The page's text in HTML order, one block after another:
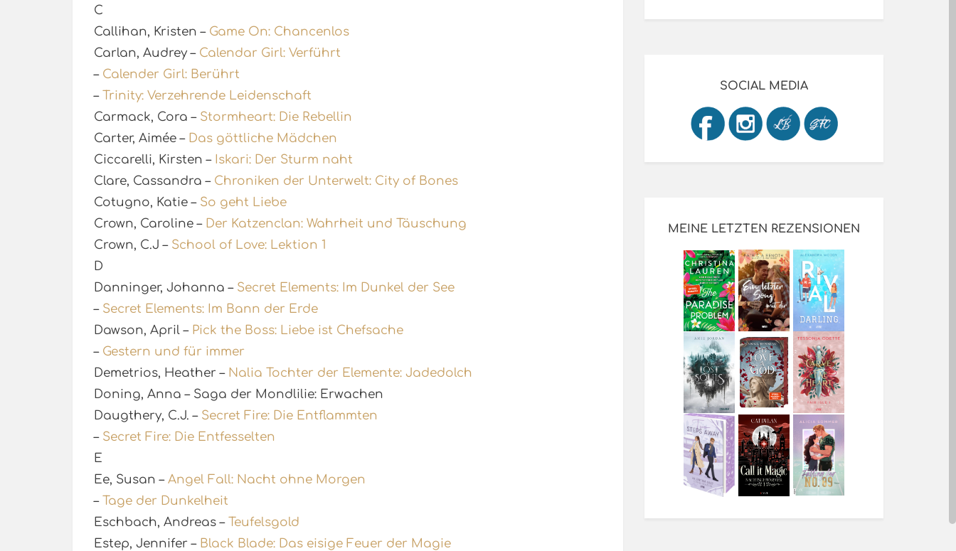
C
Callihan, Kristen – Game On: Chancenlos
Carlan, Audrey – Calendar Girl: Verführt
– Calender Girl: Berührt
– Trinity: Verzehrende Leidenschaft
Carmack, Cora – Stormheart: Die Rebellin
Carter, Aimée – Das göttliche Mädchen
Ciccarelli, Kirsten – Iskari: Der Sturm naht
Clare, Cassandra – Chroniken der Unterwelt: City of Bones
Cotugno, Katie – So geht Liebe
Crown, Caroline – Der Katzenclan: Wahrheit und Täuschung
Crown, C.J – School of Love: Lektion 1
D
Danninger, Johanna – Secret Elements: Im Dunkel der See
– Secret Elements: Im Bann der Erde
Dawson, April – Pick the Boss: Liebe ist Chefsache
– Gestern und für immer
Demetrios, Heather –Nalia Tochter der Elemente: Jadedolch
Doning, Anna – Saga der Mondlilie: Erwachen
Daugthery, C.J. – Secret Fire: Die Entflammten
– Secret Fire: Die Entfesselten
E
Ee, Susan – Angel Fall: Nacht ohne Morgen
– Tage der Dunkelheit
Eschbach, Andreas – Teufelsgold
Estep, Jennifer – Black Blade: Das eisige Feuer der Magie
SOCIAL MEDIA
MEINE LETZTEN REZENSIONEN